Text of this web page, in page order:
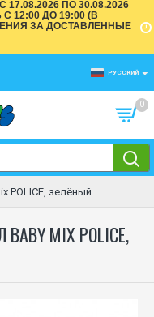
ПО 30.08.2026
12:00 ДО 19:00 (В
ЗА ДОСТАВЛЕННЫЕ
РУССКИЙ
0
POLICE, зелёный
MIX POLICE,